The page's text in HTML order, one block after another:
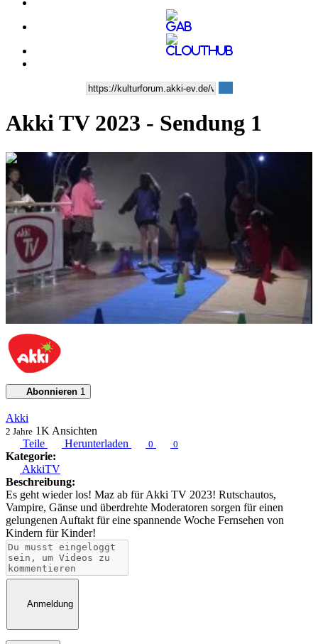
Akki TV 2023 - Sendung 1
0:14:33
Abonnieren 1
Akki
2 Jahre 1K Ansichten
Teile
Herunterladen 0 0
Kategorie:
AkkiTV
Beschreibung:
Es geht wieder los! Maz ab für Akki TV 2023! Rutschautos,
Vampire, Gänse und überdrehte Moderatoren sorgen für einen
gelungenen Auftakt für eine spannende Woche Fernsehen von
Kindern für Kinder!
Anmeldung